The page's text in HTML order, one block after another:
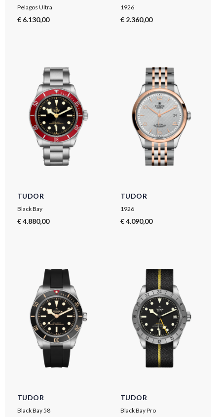
Pelagos Ultra
€ 6.130,00
1926
€ 2.360,00
TUDOR
Black Bay
€ 4.880,00
TUDOR
1926
€ 4.090,00
TUDOR
Black Bay 58
TUDOR
Black Bay Pro